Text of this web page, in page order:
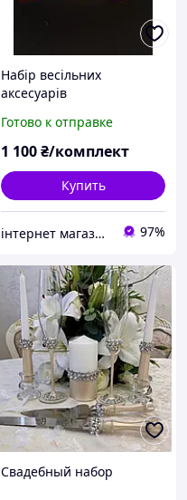
Набір весільних
аксесуарів
Готово к отправке
1 100₴/комплект
Купить
інтернет магазин -весільний декор 97%
Свадебный набор